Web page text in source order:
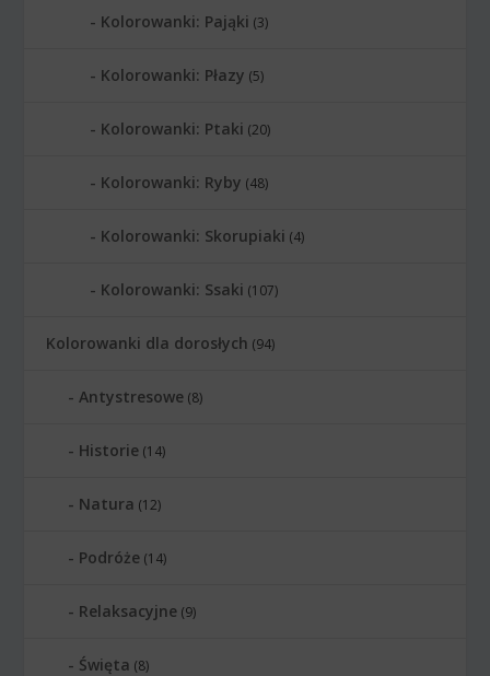
Kolorowanki: Pająki (3)
Kolorowanki: Płazy (5)
Kolorowanki: Ptaki (20)
Kolorowanki: Ryby (48)
Kolorowanki: Skorupiaki (4)
Kolorowanki: Ssaki (107)
Kolorowanki dla dorosłych (94)
Antystresowe (8)
Historie (14)
Natura (12)
Podróże (14)
Relaksacyjne (9)
Święta (8)